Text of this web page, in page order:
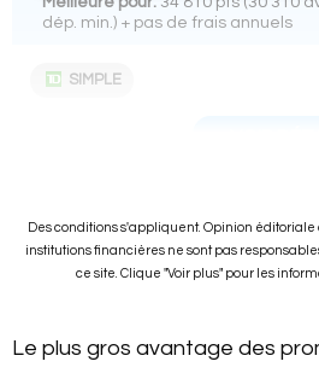
SIMPLE
dép. min.) + pas de frais annuels
Des conditions s'appliquent. Opinion
institutions financières ne sont pas
ce site. Clique "Voir plus" pour les
Le plus gros avantage des